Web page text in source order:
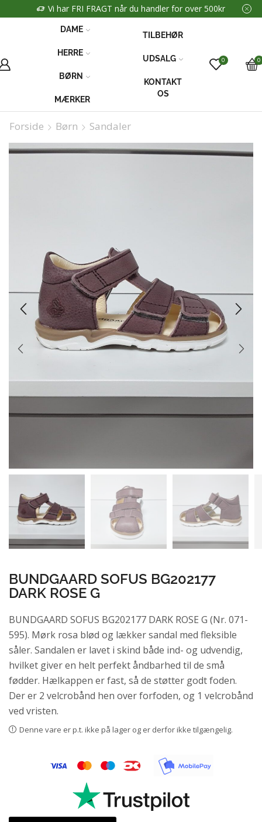
Vi har FRI FRAGT når du handler for over 500kr
DAME
HERRE
BØRN
MÆRKER
TILBEHØR
UDSALG
KONTAKT
OS
0 0
Forside Børn Sandaler
BUNDGAARD SOFUS BG202177
DARK ROSE G
BUNDGAARD SOFUS BG202177 DARK ROSE G (Nr. 071-
595). Mørk rosa blød og lækker sandal med fleksible
såler. Sandalen er lavet i skind både ind- og udvendig,
hvilket giver en helt perfekt åndbarhed til de små
fødder. Hælkappen er fast, så de støtter godt foden.
Der er 2 velcrobånd hen over forfoden, og 1 velcrobånd
ved vristen.
Denne vare er p.t. ikke på lager og er derfor ikke tilgængelig.